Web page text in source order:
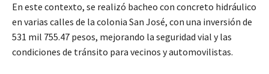
En este contexto, se realizó bacheo con concreto hidráulico
en varias calles de la colonia San José, con una inversión de
531 mil 755.47 pesos, mejorando la seguridad vial y las
condiciones de tránsito para vecinos y automovilistas.